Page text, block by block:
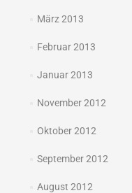
März 2013
Februar 2013
Januar 2013
November 2012
Oktober 2012
September 2012
August 2012